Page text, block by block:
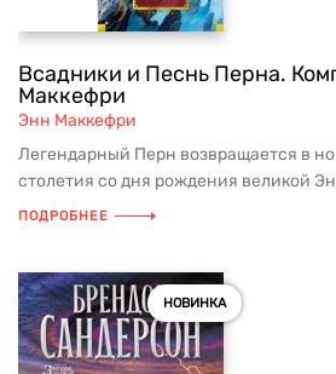
Всадники и Песнь Перна.
Маккефри
Энн Маккефри
Легендарный Перн возвращается в
столетия со дня рождения великой
ПОДРОБНЕЕ
НОВИНКА